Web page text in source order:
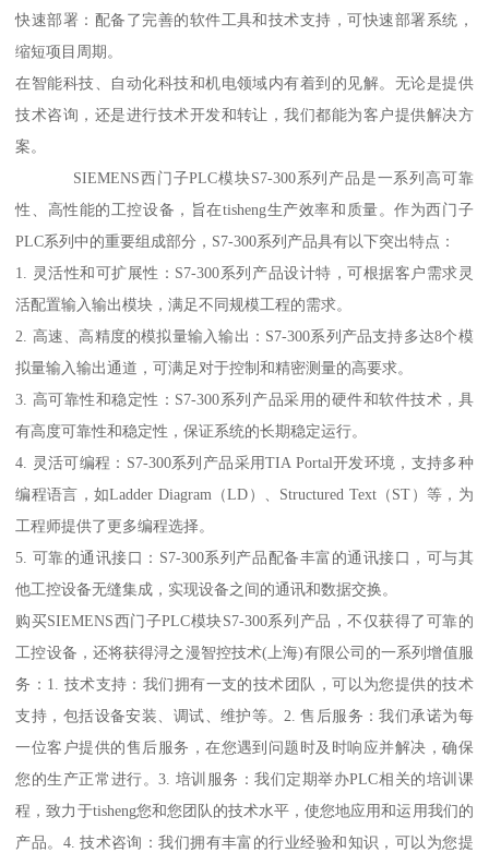
快速部署：配备了完善的软件工具和技术支持，可快速部署系统，
缩短项目周期。
在智能科技、自动化科技和机电领域内有着到的见解。无论是提供
技术咨询，还是进行技术开发和转让，我们都能为客户提供解决方
案。
SIEMENS西门子PLC模块S7-300系列产品是一系列高可靠
性、高性能的工控设备，旨在tisheng生产效率和质量。作为西门子
PLC系列中的重要组成部分，S7-300系列产品具有以下突出特点：
1. 灵活性和可扩展性：S7-300系列产品设计特，可根据客户需求灵
活配置输入输出模块，满足不同规模工程的需求。
2. 高速、高精度的模拟量输入输出：S7-300系列产品支持多达8个模
拟量输入输出通道，可满足对于控制和精密测量的高要求。
3. 高可靠性和稳定性：S7-300系列产品采用的硬件和软件技术，具
有高度可靠性和稳定性，保证系统的长期稳定运行。
4. 灵活可编程：S7-300系列产品采用TIA Portal开发环境，支持多种
编程语言，如Ladder Diagram（LD）、Structured Text（ST）等，为
工程师提供了更多编程选择。
5. 可靠的通讯接口：S7-300系列产品配备丰富的通讯接口，可与其
他工控设备无缝集成，实现设备之间的通讯和数据交换。
购买SIEMENS西门子PLC模块S7-300系列产品，不仅获得了可靠的
工控设备，还将获得浔之漫智控技术(上海)有限公司的一系列增值服
务：1. 技术支持：我们拥有一支的技术团队，可以为您提供的技术
支持，包括设备安装、调试、维护等。2. 售后服务：我们承诺为每
一位客户提供的售后服务，在您遇到问题时及时响应并解决，确保
您的生产正常进行。3. 培训服务：我们定期举办PLC相关的培训课
程，致力于tisheng您和您团队的技术水平，使您地应用和运用我们的
产品。4. 技术咨询：我们拥有丰富的行业经验和知识，可以为您提